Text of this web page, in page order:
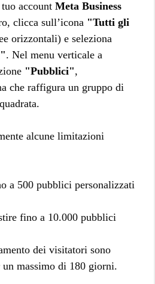
account Meta Business
clicca sull’icona "Tutti gli
orizzontali) e seleziona
. Nel menu verticale a
"Pubblici",
che raffigura un gruppo di
alcune limitazioni
a 500 pubblici personalizzati
fino a 10.000 pubblici
dei visitatori sono
massimo di 180 giorni.